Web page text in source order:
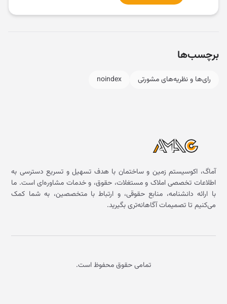
برچسب‌ها
رای‌ها و نظریه‌های مشورتی noindex
آماگ، اکوسیستم زمین و ساختمان با هدف تسهیل و تسریع دسترسی به
اطلاعات تخصصی املاک و مستغلات، حقوق، و خدمات مشاوره‌ای است. ما
با ارائه دانشنامه، منابع حقوقی، و ارتباط با متخصصین، به شما کمک
می‌کنیم تا تصمیمات آگاهانه‌تری بگیرید.
تمامی حقوق محفوظ است.